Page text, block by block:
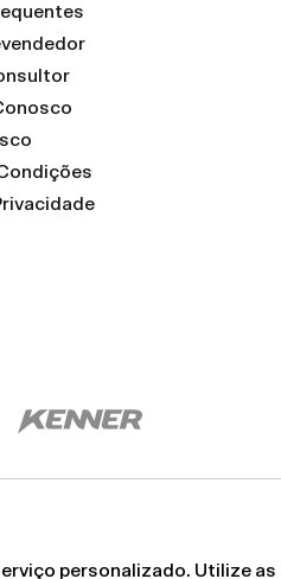
personalizado. Utilize as